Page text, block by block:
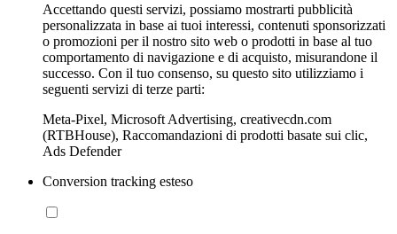
Accettando questi servizi, possiamo mostrarti pubblicità
personalizzata in base ai tuoi interessi, contenuti sponsorizzati
o promozioni per il nostro sito web o prodotti in base al tuo
comportamento di navigazione e di acquisto, misurandone il
successo. Con il tuo consenso, su questo sito utilizziamo i
seguenti servizi di terze parti:
Meta-Pixel, Microsoft Advertising, creativecdn.com
(RTBHouse), Raccomandazioni di prodotti basate sui clic,
Ads Defender
Conversion tracking esteso